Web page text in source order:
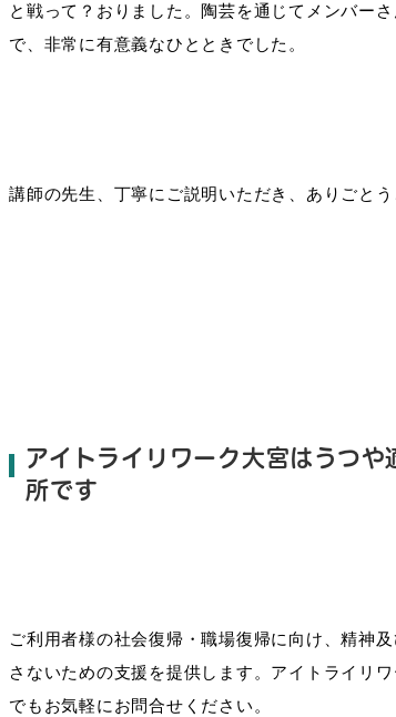
と戦って？おりました。陶芸を通じてメンバーさ
で、非常に有意義なひとときでした。
講師の先生、丁寧にご説明いただき、ありごと
アイトライリワーク大宮はうつ
所です
ご利用者様の社会復帰・職場復帰に向け、精神
さないための支援を提供します。アイトライリ
でもお気軽にお問合せください。